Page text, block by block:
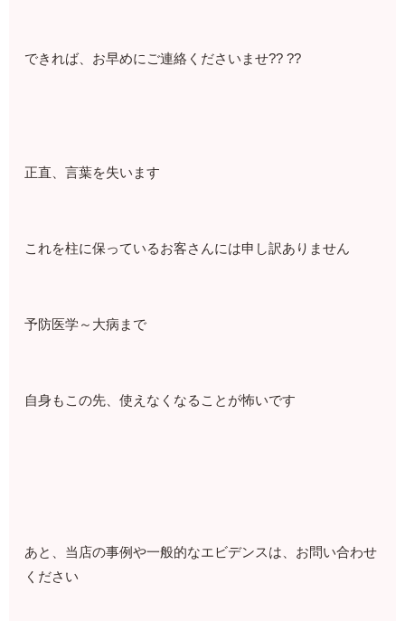
できれば、お早めにご連絡くださいませ?? ??
正直、言葉を失います
これを柱に保っているお客さんには申し訳ありません
予防医学～大病まで
自身もこの先、使えなくなることが怖いです
あと、当店の事例や一般的なエビデンスは、お問い合わせ
ください